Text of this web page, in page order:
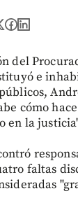
del
e
cómo
en la
faltas